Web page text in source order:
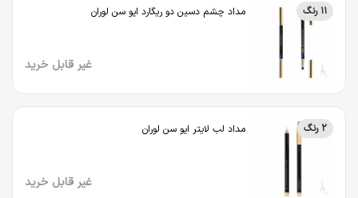
11 رنگ مداد چشم دسین دو ریگارد ایو سن لوران
غیر قابل خرید
2 رنگ مداد لب لایتر ایو سن لوران
غیر قابل خرید